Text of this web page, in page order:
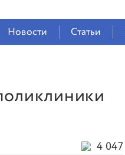
1.65 м/с
Новости Статьи
4 047